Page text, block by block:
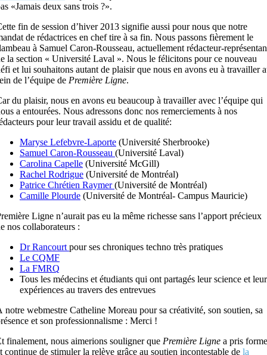
«Jamais deux sans trois ?».
fin de session d’hiver 2013 signifie aussi pour nous que notre
de rédactrices en chef tire à sa fin. Nous passons fièrement le
à Samuel Caron-Rousseau, actuellement rédacteur-
la section « Université Laval ». Nous le félicitons pour ce nouveau
et lui souhaitons autant de plaisir que nous en avons eu à travailler
de l’équipe de Première Ligne.
du plaisir, nous en avons eu beaucoup à travailler avec l’équipe qui
a entourées. Nous adressons donc nos remerciements à nos
pour leur travail assidu et de qualité:
Maryse Lefebvre-Laporte (Université Sherbrooke)
Samuel Caron-Rousseau (Université Laval)
Carolina Capelle (Université McGill)
Rachel Rodrigue (Université de Montréal)
Patrice Chrétien Raymer(Université de Montréal)
Camille Plourde (Université de Montréal- Campus Mauricie)
Ligne n’aurait pas eu la même richesse sans l’apport précieux
nos collaborateurs :
Dr Rancourt pour ses chroniques techno très pratiques
Le CQMF
La FMRQ
Tous les médecins et étudiants qui ont partagés leur science et
expériences au travers des entrevues
notre webmestre Catheline Moreau pour sa créativité, son soutien, sa
et son professionnalisme : Merci !
finalement, nous aimerions souligner que Première Ligne a pris forme
continue de stimuler la relève grâce au soutien incontestable de la